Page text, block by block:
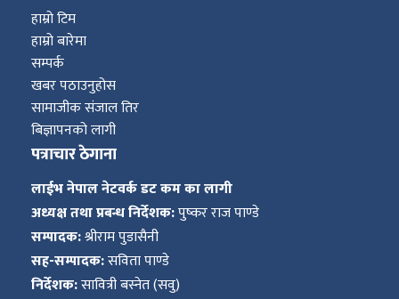
हाम्रो टिम
हाम्रो बारेमा
सम्पर्क
खबर पठाउनुहोस
सामाजीक संजाल तिर
बिज्ञापनको लागी
पत्राचार ठेगाना
लाईभ नेपाल नेटवर्क डट कम का लागी
अध्यक्ष तथा प्रबन्ध निर्देशक:पुष्कर राज पाण्डे
सम्पादक:श्रीराम पुडासैनी
सह-सम्पादक:सविता पाण्डे
निर्देशक:सावित्री बस्नेत (सवु)